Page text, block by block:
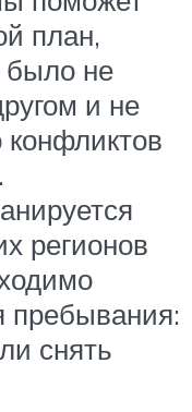
план,
было не
и не
конфликтов
регионов
пребывания:
снять